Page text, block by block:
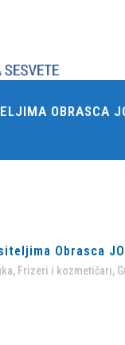
OBRASCA
Obrasca
, Frizeri i kozmetičari,